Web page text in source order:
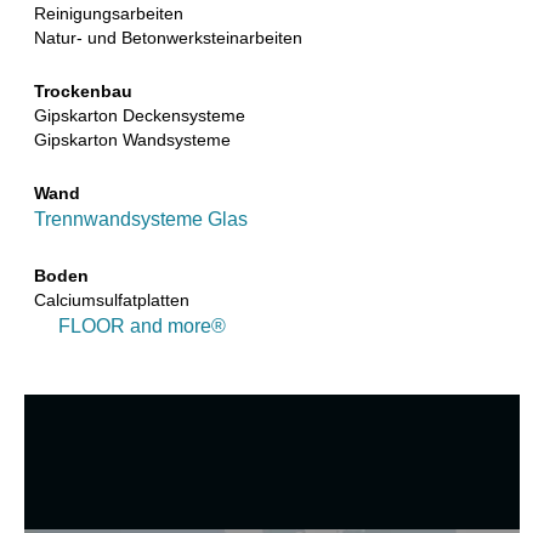
Reinigungsarbeiten
Natur- und Betonwerksteinarbeiten
Trockenbau
Gipskarton Deckensysteme
Gipskarton Wandsysteme
Wand
Trennwandsysteme Glas
Boden
Calciumsulfatplatten
FLOOR and more®